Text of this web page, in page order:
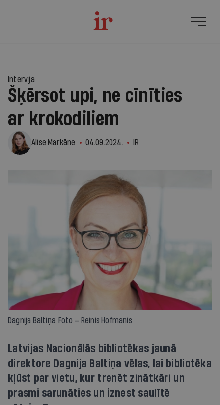
Intervija
Šķērsot upi, ne cīnīties
ar krokodiliem
Alise Markāne 04.09.2024. IR
Dagnija Baltiņa. Foto — Reinis Hofmanis
Latvijas Nacionālās bibliotēkas jaunā
direktore Dagnija Baltiņa vēlas, lai bibliotēka
kļūst par vietu, kur trenēt zinātkāri un
prasmi sarunāties un iznest saulītē